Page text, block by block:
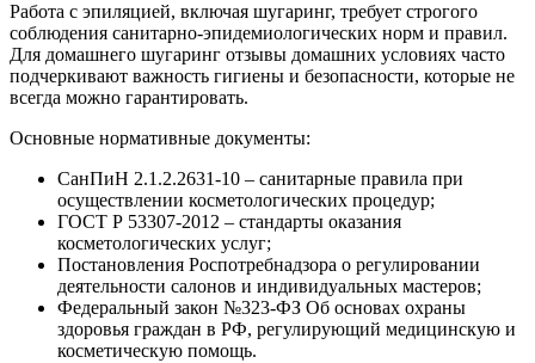
Работа с эпиляцией, включая шугаринг, требует строгого
соблюдения санитарно-эпидемиологических норм и правил.
Для домашнего шугаринг отзывы домашних условиях часто
подчеркивают важность гигиены и безопасности, которые не
всегда можно гарантировать.
Основные нормативные документы:
СанПиН 2.1.2.2631-10 – санитарные правила при
осуществлении косметологических процедур;
ГОСТ Р 53307-2012 – стандарты оказания
косметологических услуг;
Постановления Роспотребнадзора о регулировании
деятельности салонов и индивидуальных мастеров;
Федеральный закон №323-ФЗ Об основах охраны
здоровья граждан в РФ, регулирующий медицинскую и
косметическую помощь.